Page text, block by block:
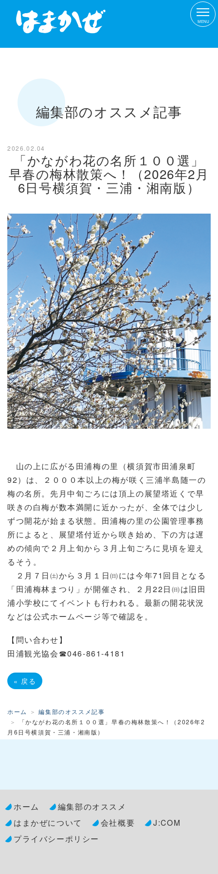
MENU
編集部のオススメ記事
2026.02.04
「かながわ花の名所１００選」
早春の梅林散策へ！（2026年2月
6日号横須賀・三浦・湘南版）
山の上に広がる田浦梅の里（横須賀市田浦泉町
92）は、２０００本以上の梅が咲く三浦半島随一の
梅の名所。先月中旬ごろには頂上の展望塔近くで早
咲きの白梅が数本満開に近かったが、全体では少し
ずつ開花が始まる状態。田浦梅の里の公園管理事務
所によると、展望塔付近から咲き始め、下の方は遅
めの傾向で２月上旬から３月上旬ごろに見頃を迎え
るそう。
２月７日㈯から３月１日㈰には今年71回目となる
「田浦梅林まつり」が開催され、２月22日㈰は旧田
浦小学校にてイベントも行われる。最新の開花状況
などは公式ホームページ等で確認を。
【問い合わせ】
田浦観光協会☎046-861-4181
« 戻る
ホーム
編集部のオススメ記事
「かながわ花の名所１００選」早春の梅林散策へ！（2026年2
月6日号横須賀・三浦・湘南版）
ホーム
編集部のオススメ
はまかぜについて
会社概要
J:COM
プライバシーポリシー